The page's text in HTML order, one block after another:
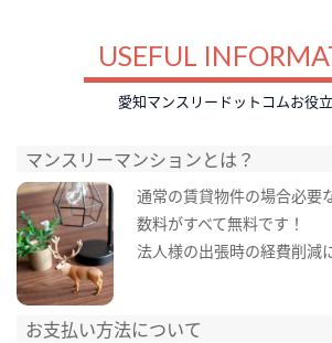
USEFUL
愛知マンスリードットコムお役
マンスリーマンションとは？
通常の賃貸物件の場合必要
数料がすべて無料です！
法人様の出張時の経費削減
お支払い方法について